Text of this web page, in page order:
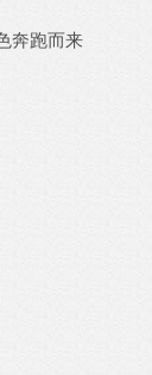
奔跑而来